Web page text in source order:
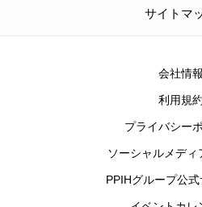
サイトマ
会社情報
利用規約
プライバシー
ソーシャルメディ
PPIHグループ公